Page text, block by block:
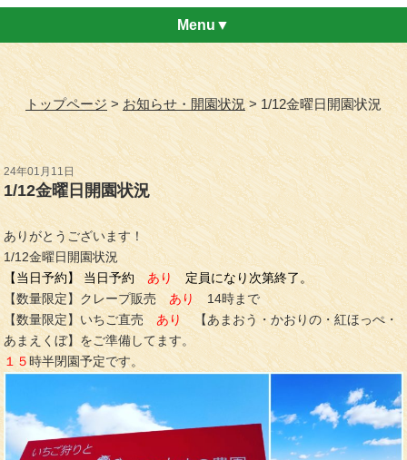
Menu▼
トップページ お知らせ・開園状況 1/12金曜日開園状況
24年01月11日
1/12金曜日開園状況
ありがとうございます！
1/12金曜日開園状況
【当日予約】 当日予約あり 定員になり次第終了。
【数量限定】クレープ販売あり14時まで
【数量限定】いちご直売あり【あまおう・かおりの・紅ほっぺ・
あまえくぼ】をご準備してます。
１５時半閉園予定です。